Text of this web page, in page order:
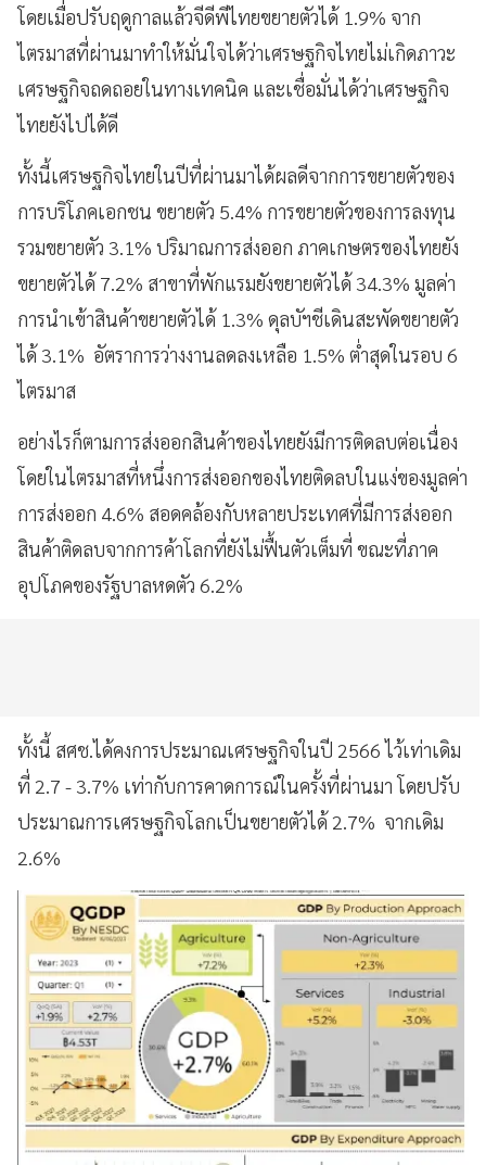
โดยเมื่อปรับฤดูกาลแล้วจีดีพีไทยขยายตัวได้ 1.9% จาก
ไตรมาสที่ผ่านมาทำให้มั่นใจได้ว่าเศรษฐกิจไทยไม่เกิดภาวะ
เศรษฐกิจถดถอยในทางเทคนิค และเชื่อมั่นได้ว่าเศรษฐกิจ
ไทยยังไปได้ดี
ทั้งนี้เศรษฐกิจไทยในปีที่ผ่านมาได้ผลดีจากการขยายตัวของ
การบริโภคเอกชน ขยายตัว 5.4% การขยายตัวของการลงทุน
รวมขยายตัว 3.1% ปริมาณการส่งออก ภาคเกษตรของไทยยัง
ขยายตัวได้ 7.2% สาขาที่พักแรมยังขยายตัวได้ 34.3% มูลค่า
การนำเข้าสินค้าขยายตัวได้ 1.3% ดุลบัฯชีเดินสะพัดขยายตัว
ได้ 3.1% อัตราการว่างงานลดลงเหลือ 1.5% ต่ำสุดในรอบ 6
ไตรมาส
อย่างไรก็ตามการส่งออกสินค้าของไทยยังมีการติดลบต่อเนื่อง
โดยในไตรมาสที่หนึ่งการส่งออกของไทยติดลบในแง่ของมูลค่า
การส่งออก 4.6% สอดคล้องกับหลายประเทศที่มีการส่งออก
สินค้าติดลบจากการค้าโลกที่ยังไม่ฟื้นตัวเต็มที่ ขณะที่ภาค
อุปโภคของรัฐบาลหดตัว 6.2%
ทั้งนี้ สศช.ได้คงการประมาณเศรษฐกิจในปี 2566 ไว้เท่าเดิม
ที่ 2.7 - 3.7% เท่ากับการคาดการณ์ในครั้งที่ผ่านมา โดยปรับ
ประมาณการเศรษฐกิจโลกเป็นขยายตัวได้ 2.7% จากเดิม
2.6%